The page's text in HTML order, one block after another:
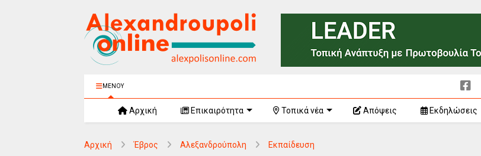
ΜΕΝΟΥ
Αρχική Επικαιρότητα Τοπικά νέα Απόψεις Εκδηλώσεις
Αρχική Έβρος Αλεξανδρούπολη Εκπαίδευση